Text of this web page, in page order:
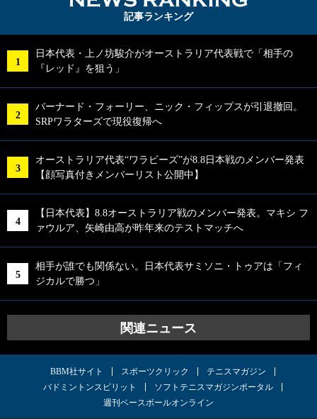
記事ランキング
日本代表・上ノ坊駿介がオーストラリア代表戦で「相手の
『レッド』を狙う」
バーナード・フォーリー、ニック・フィップスが引退撤回。
SRPワラターズで現役復帰へ
オーストラリア代表“ワラビーズ”が8.8日本戦のメンバー発表
【顔写真付きメンバーリスト公開中】
【日本代表】8.8オーストラリア戦のメンバー発表。マキシ フ
ァウルア、矢崎由高が昨年来のテストマッチへ
相手が誰でも関係ない。日本代表サミソニ・トゥアは「フィ
ジカルで勝つ」
関連ニュース
BBM社サイト スポーツクリック
テニスマガジン
バドミントンスピリット
ソフトテニスマガジンポータル
週刊ベースボールオンライン